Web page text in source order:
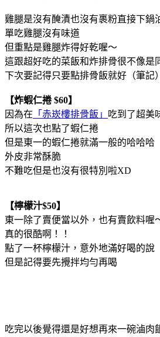
雞腿是沒有醃漬也沒有裹粉直接下鍋
單吃雞腿沒有味道
但重點是雞腿炸得好乾喔～
這跟超好吃的菜飯和炸排骨很不像是
下次要記得只要點排骨飯就好（筆記）
【炸蝦仁捲 $60】
因為在 「赤崁樓排骨飯」
吃到了超美
所以這次也點了蝦仁捲
但是東一的蝦仁捲就滿一般的哈哈哈
外皮非常酥脆
不難吃但是也沒有很特別啦XD
【檸檬汁$50】
東一除了賣便當以外，也有賣飲料喔
真的很酷啊！！
點了一杯檸檬汁，意外地滿好喝的說
但是記得要先攪拌均勻再喝
吃完以後覺得還是好想再來一碗滷肉